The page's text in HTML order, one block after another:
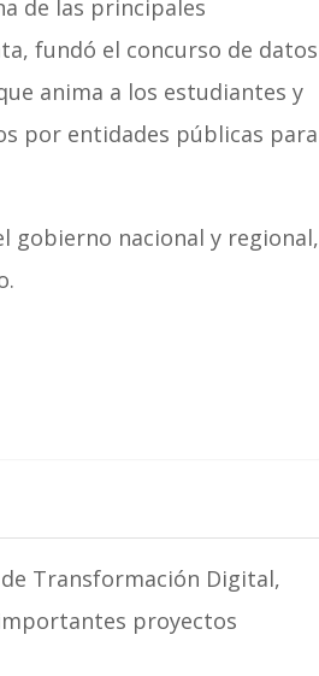
de las principales
fundó el concurso de datos
anima a los estudiantes y
por entidades públicas para
gobierno nacional y regional,
Transformación Digital,
proyectos